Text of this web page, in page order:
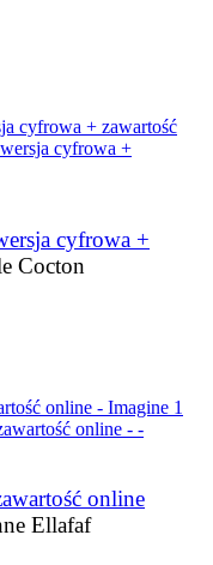
cyfrowa +
Cocton
online
Ellafaf